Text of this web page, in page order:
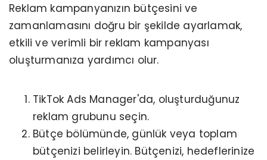
Reklam kampanyanızın bütçesini ve
zamanlamasını doğru bir şekilde ayarlamak,
etkili ve verimli bir reklam kampanyası
oluşturmanıza yardımcı olur.
TikTok Ads Manager'da, oluşturduğunuz
reklam grubunu seçin.
Bütçe bölümünde, günlük veya toplam
bütçenizi belirleyin. Bütçenizi, hedeflerinize